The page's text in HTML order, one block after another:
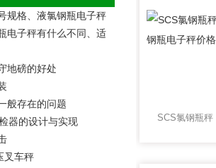
规格、液氯钢瓶电子秤
电子秤有什么不同、适
地磅的好处
般存在的问题
器的设计与实现
叉车秤